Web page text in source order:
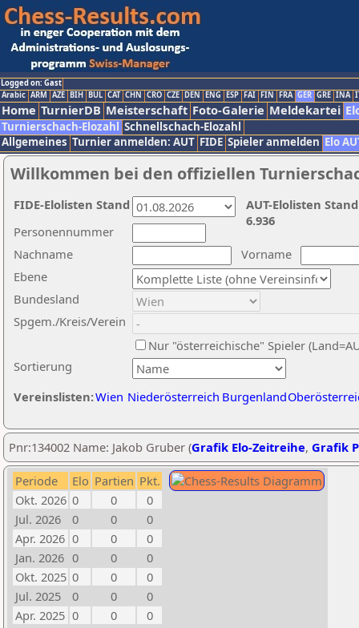
Logged on: Gast
Arabic ARM AZE BIH BUL CAT CHN CRO CZE DEN ENG ESP FAI FIN FRA GER GRE INA
Home TurnierDB Meisterschaft Foto-Galerie Meldekartei
Turnierschach-Elozahl Schnellschach-Elozahl
Allgemeines Turnier anmelden: AUT FIDE Spieler anmelden Elo
Willkommen bei den offiziellen
Nachname
Vorname
Ebene
Sortierung
Personennummer
Bundesland
Spgem./Kreis/Verein
Nur "österreichische" Spieler
Vereinslisten:Wien Niederösterreich Burgenland
AUT-Elolisten
6.936
FIDE-Elolisten Stand
Pnr:134002 Name: Jakob Gruber (Grafik Elo-Zeitreihe, Grafik
Periode Elo Partien Pkt.
Okt. 2026 0 0
0
Jul. 2026
0 0
0
Apr. 2026 0 0
0
Jan. 2026 0 0
0
Okt. 2025 0 0
0
Jul. 2025
0 0
0
Apr. 2025 0 0
0